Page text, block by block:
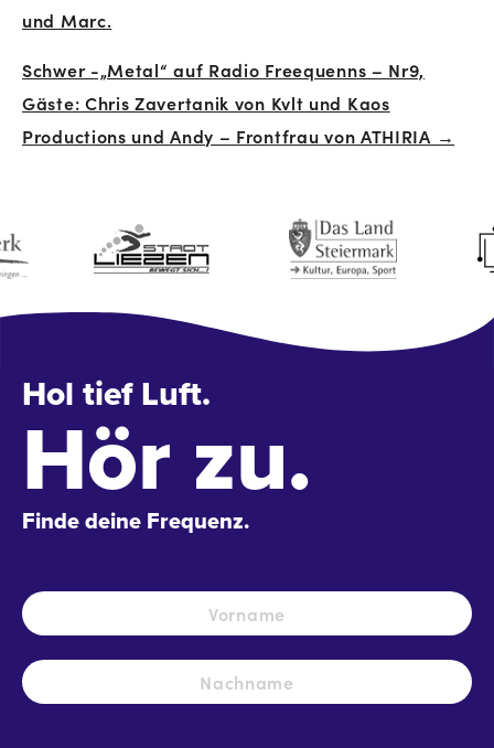
Navigation
und Marc.
Schwer -„Metal“ auf Radio Freequenns – Nr9,
Gäste: Chris Zavertanik von Kvlt und Kaos
Productions und Andy – Frontfrau von ATHIRIA →
Hol tief Luft.
Hör zu.
Finde deine Frequenz.
Name *